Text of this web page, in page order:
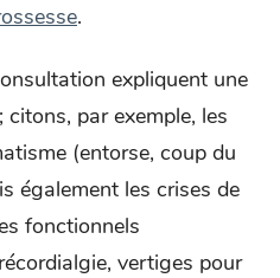
.
expliquent une
par exemple, les
(entorse, coup du
également les crises de
fonctionnels
vertiges pour